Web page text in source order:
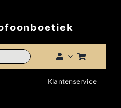
Klantenservice